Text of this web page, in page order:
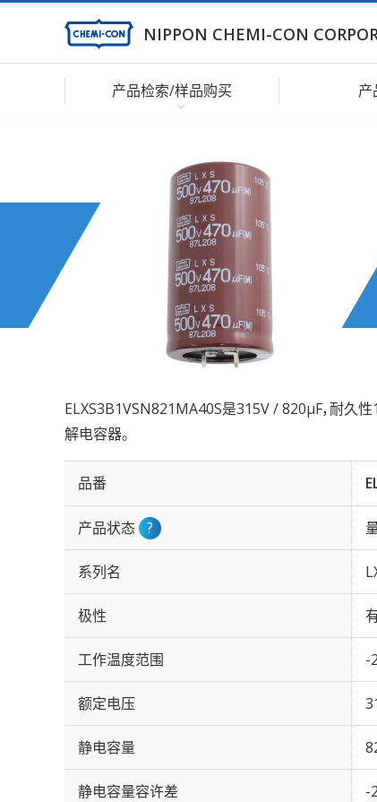
NIPPON CHEMI-CON
产品检索/样品购买 产
ELXS3B1VSN821MA40S是315V / 820µF，耐久
解电容器。
品番
产品状态 ?
系列名
极性
工作温度范围 -
额定电压
静电容量
静电容量容许差 -